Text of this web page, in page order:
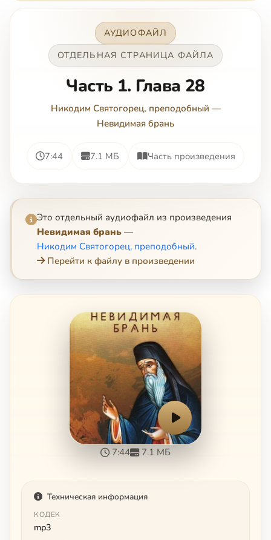
АУДИОФАЙЛ
ОТДЕЛЬНАЯ СТРАНИЦА ФАЙЛА
Часть 1. Глава 28
Никодим Святогорец, преподобный —
Невидимая брань
7:44 7.1 МБ Часть произведения
Это отдельный аудиофайл из произведения
Невидимая брань —
Никодим Святогорец, преподобный.
Перейти к файлу в произведении
7:44 7.1 МБ
Техническая информация
КОДЕК
mp3